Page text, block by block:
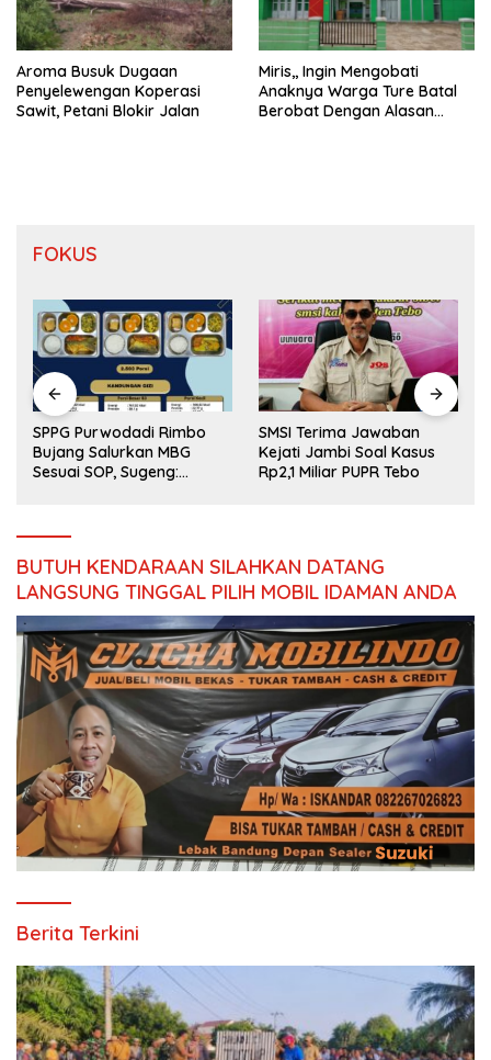
Aroma Busuk Dugaan
Penyelewengan Koperasi
Sawit, Petani Blokir Jalan
Miris,, Ingin Mengobati
Anaknya Warga Ture Batal
Berobat Dengan Alasan
FOKUS
SPPG Purwodadi Rimbo
Bujang Salurkan MBG
Sesuai SOP, Sugeng:
SMSI Terima Jawaban
Kejati Jambi Soal Kasus
Rp2,1 Miliar PUPR Tebo
BUTUH KENDARAAN SILAHKAN DATANG
LANGSUNG TINGGAL PILIH MOBIL IDAMAN ANDA
Berita Terkini